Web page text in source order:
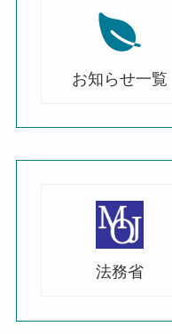
お知らせ一覧
法務省